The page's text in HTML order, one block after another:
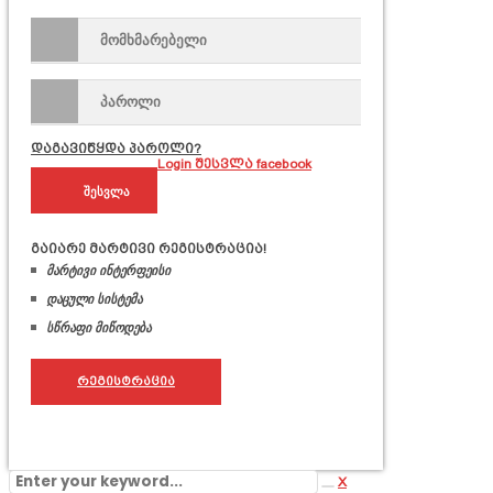
დაგავიწყდა პაროლი?
Login შესვლა facebook
გაიარე მარტივი რეგისტრაცია!
მარტივი ინტერფეისი
დაცული სისტემა
სწრაფი მიწოდება
ᲠᲔᲒᲘᲡᲢᲠᲐᲪᲘᲐ
X